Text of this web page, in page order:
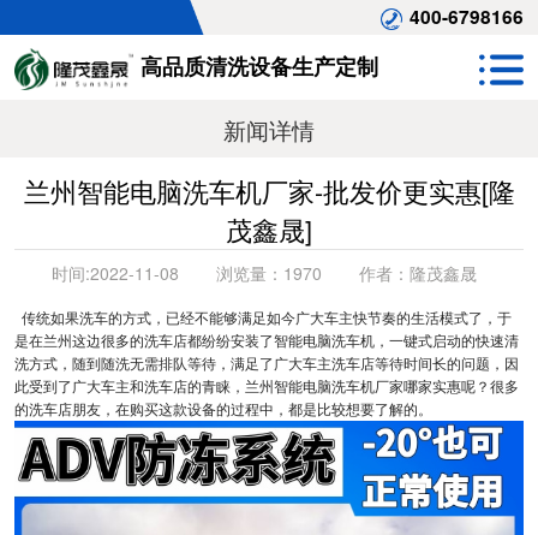
400-6798166
高品质清洗设备生产定制
新闻详情
兰州智能电脑洗车机厂家-批发价更实惠[隆
茂鑫晟]
时间:2022-11-08 浏览量： 1970 作者： 隆茂鑫晟
传统如果洗车的方式，已经不能够满足如今广大车主快节奏的生活模式了，于
是在兰州这边很多的洗车店都纷纷安装了智能电脑洗车机，一键式启动的快速清
洗方式，随到随洗无需排队等待，满足了广大车主洗车店等待时间长的问题，因
此受到了广大车主和洗车店的青睐，兰州智能电脑洗车机厂家哪家实惠呢？很多
的洗车店朋友，在购买这款设备的过程中，都是比较想要了解的。